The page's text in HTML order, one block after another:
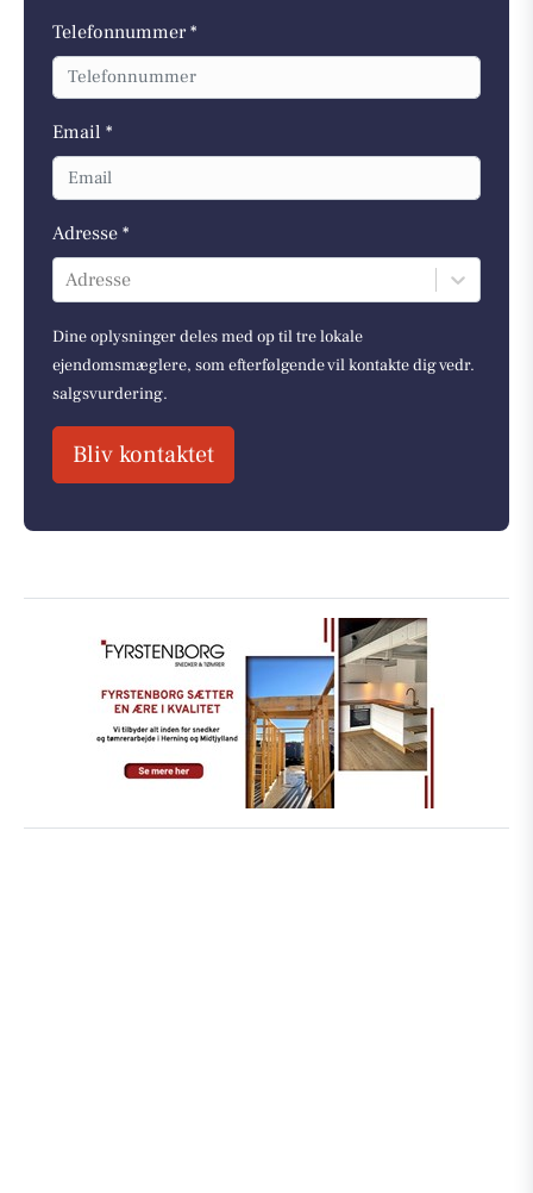
Telefonnummer *
Email *
Adresse *
Adresse
Dine oplysninger deles med op til tre lokale
ejendomsmæglere, som efterfølgende vil kontakte dig vedr.
salgsvurdering.
Bliv kontaktet